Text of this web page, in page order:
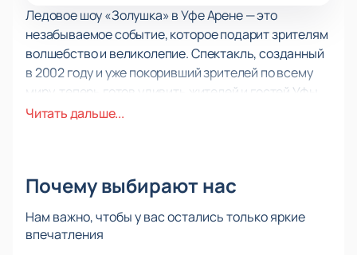
Ледовое шоу «Золушка» в Уфе Арене — это
незабываемое событие, которое подарит зрителям
волшебство и великолепие. Спектакль, созданный
в 2002 году и уже покоривший зрителей по всему
миру, теперь готов удивить жителей и гостей Уфы.
Уфа Арена, известная своими масштабными
На льду и в воздухе развернется удивительное
чемпионов Натальи Бестемьяновой, Андрея Букина
и Аделины Сотниковой. Эти именитые фигуристы,
Читать дальше...
Почему выбирают нас
Нам важно, чтобы у вас остались только яркие
впечатления